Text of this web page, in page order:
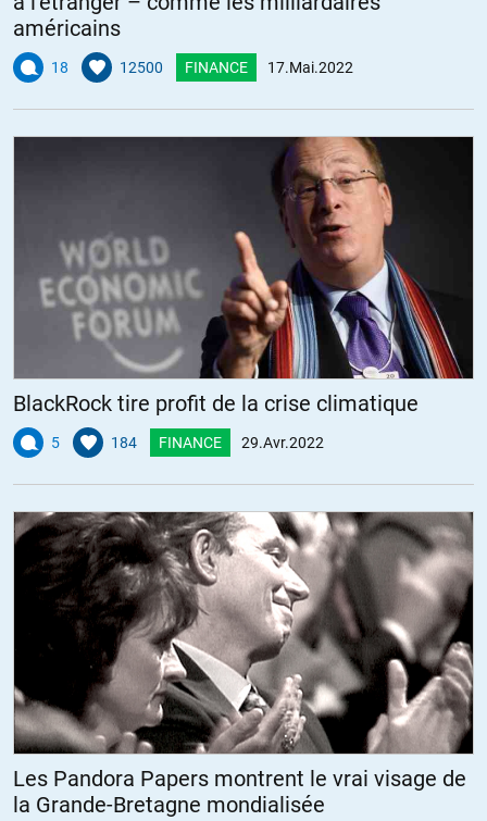
américains
18 12500 FINANCE 17.Mai.2022
BlackRock tire profit de la crise climatique
5 184 FINANCE 29.Avr.2022
Les Pandora Papers montrent le vrai visage de
la Grande-Bretagne mondialisée